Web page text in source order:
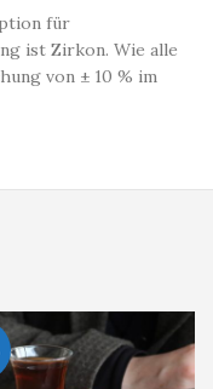
für
ist Zirkon. Wie alle
von ± 10 % im